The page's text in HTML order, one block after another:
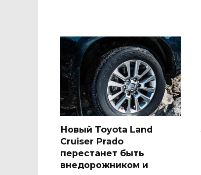
Новый Toyota Land
Cruiser Prado
перестанет быть
внедорожником и